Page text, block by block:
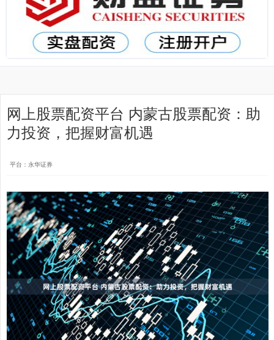
网上股票配资平台 内蒙古股票配资：助
力投资，把握财富机遇
平台：永华证券